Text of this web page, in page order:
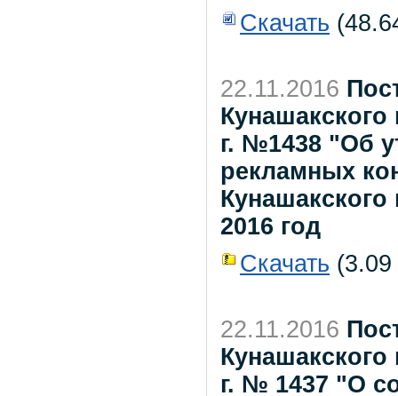
Скачать
22.11.2016
Кунашакского
г. №1438 "Об
рекламных
2016 год
Скачать
22.11.2016
Кунашакского
г. № 1437 "О